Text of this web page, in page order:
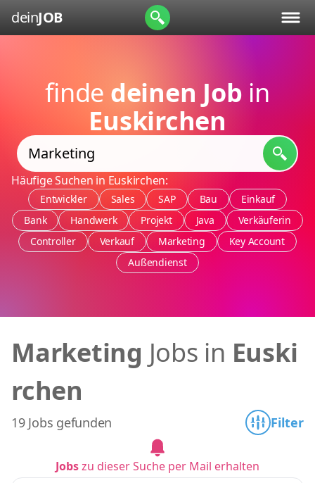
deinJOB
finde deinen Job in
Euskirchen
Häufige Suchen in Euskirchen:
Entwickler Sales SAP Bau
Einkauf
Bank
Handwerk Projekt Java
Verkäuferin
Controller
Verkauf Marketing
Key Account
Außendienst
Marketing Jobs in Euski
rchen
19 Jobs gefunden Filter
Jobszu dieser Suche per Mail erhalten